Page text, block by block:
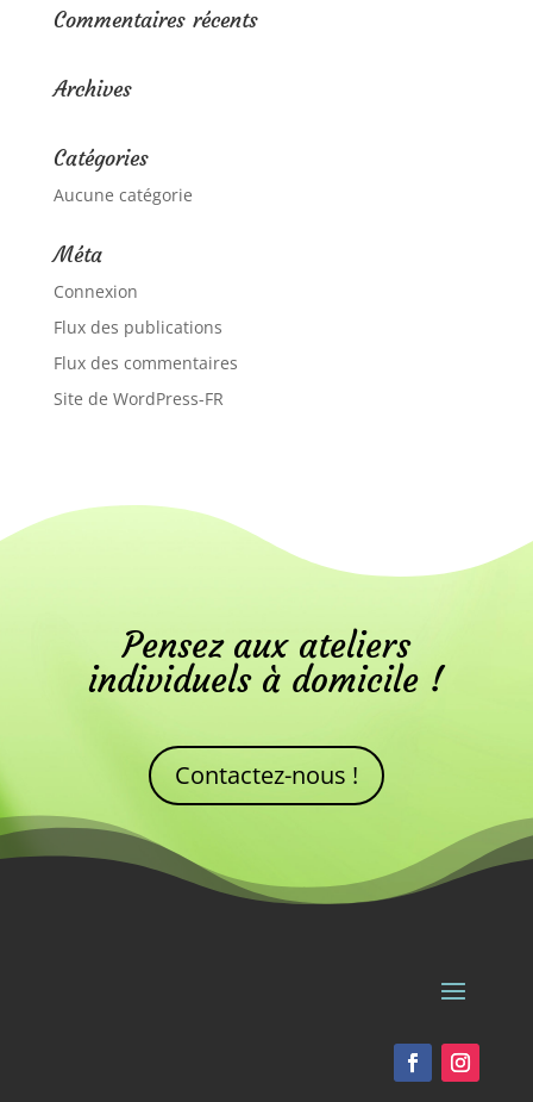
Commentaires récents
Archives
Catégories
Aucune catégorie
Méta
Connexion
Flux des publications
Flux des commentaires
Site de WordPress-FR
Pensez aux ateliers
individuels à domicile !
Contactez-nous !